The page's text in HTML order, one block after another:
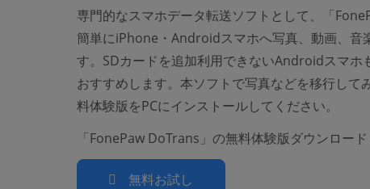
専門的なスマホデータ転送ソフトとして、「
簡単にiPhone・Androidスマホへ写真、動画、音
す。SDカードを追加利用できないAndroidスマホ
おすすめします。本ソフトで写真などを移行して
料体験版をPCにインストールしてください。
「FonePaw DoTrans」の無料体験版ダウンロード
無料お試し